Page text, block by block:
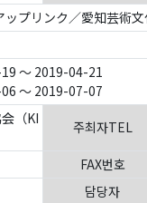
ップリンク／愛知芸術
～ 2019-04-21
～ 2019-07-07
（KI
주최자TEL
FAX번호
담당자